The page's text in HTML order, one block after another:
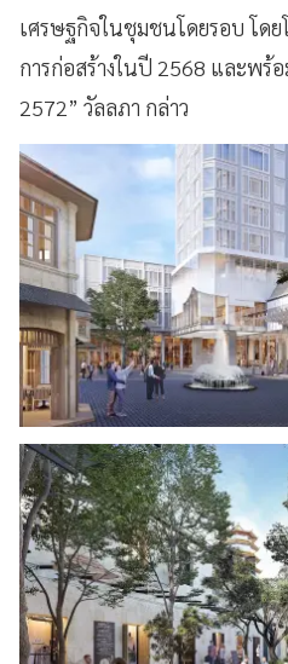
เศรษฐกิจในชุมชนโดยรอบ โด
การก่อสร้างในปี 2568 และพร้
2572” วัลลภา กล่าว